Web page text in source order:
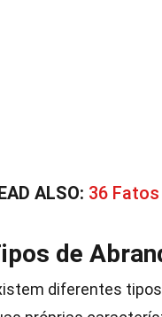
ALSO: 36 Fatos
de
diferentes